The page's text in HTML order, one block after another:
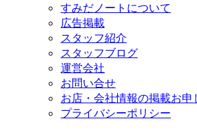
すみだノートについて
広告掲載
スタッフ紹介
スタッフブログ
運営会社
お問い合せ
お店・会社情報の掲載お申
プライバシーポリシー